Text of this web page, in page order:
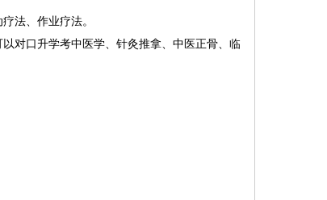
法、作业疗法。
对口升学考中医学、针灸推拿、中医正骨、临